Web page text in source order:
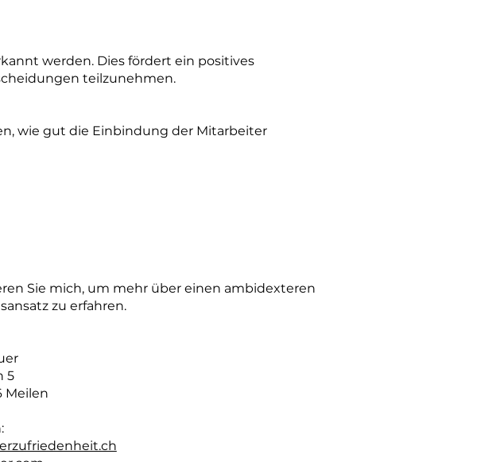
werden. Dies fördert ein positives
teilzunehmen.
wie gut die Einbindung der Mitarbeiter
Sie mich, um mehr über einen ambidexteren
zu erfahren.
5
Meilen